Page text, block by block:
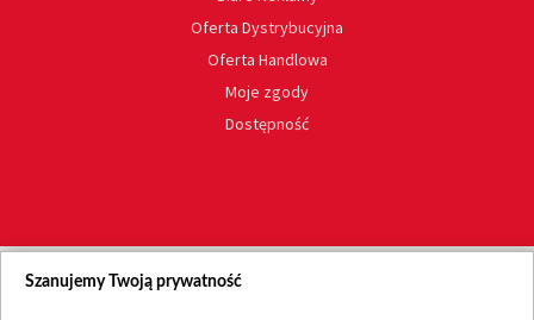
Oferta Dystrybucyjna
Oferta Handlowa
Moje zgody
Dostępność
Szanujemy Twoją prywatność